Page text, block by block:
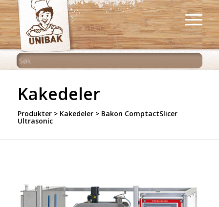
Kakedeler
Produkter> Kakedeler> Bakon ComptactSlicer
Ultrasonic